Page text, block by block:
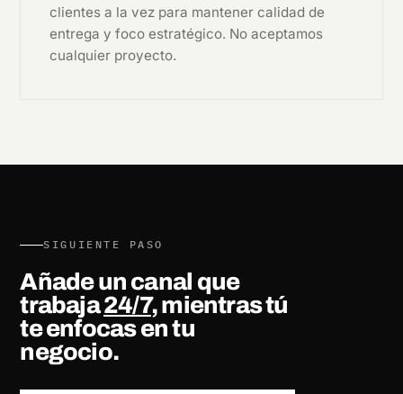
clientes a la vez para mantener calidad de
entrega y foco estratégico. No aceptamos
cualquier proyecto.
SIGUIENTE PASO
Añade un canal que
trabaja24/7, mientras tú
te enfocas en tu
negocio.